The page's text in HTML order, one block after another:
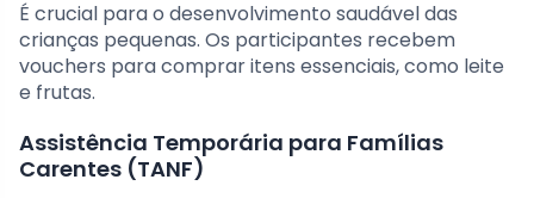
É crucial para o desenvolvimento saudável das
crianças pequenas. Os participantes recebem
vouchers para comprar itens essenciais, como leite
e frutas.
Assistência Temporária para Famílias
Carentes (TANF)